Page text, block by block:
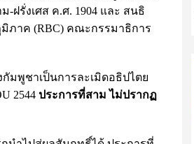
รั่งเศส ค.ศ. 1904 และ สนธิ
ภาค (RBC) คณะกรรมาธิการ
มพูชาเป็นการละเมิดอธิปไตย
2544 ประการที่สาม ไม่ปรากฏ